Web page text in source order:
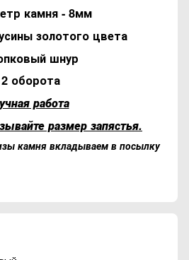
камня - 8мм
золотого цвета
шнур
2 оборота
работа
размер запястья.
камня вкладываем в посылку